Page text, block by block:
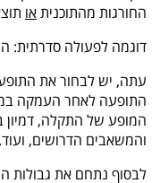
החורגות מהתוכניתאו
דוגמה לפעולה סדרתית:
עתה, יש לבחור את
התופעה לאחר העמקה
המופע של התקלה, דמיון
והמשאבים הדרושים, ועוד.
לבסוף נתחם את גבולות